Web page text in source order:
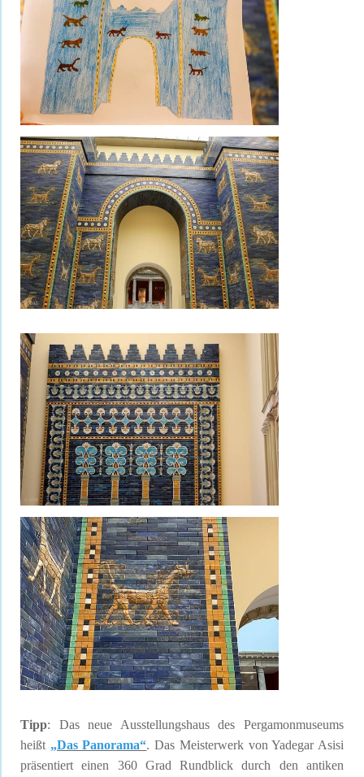
Tipp: Das neue Ausstellungshaus des Pergamonmuseums
heißt „Das Panorama“. Das Meisterwerk von Yadegar Asisi
präsentiert einen 360 Grad Rundblick durch den antiken